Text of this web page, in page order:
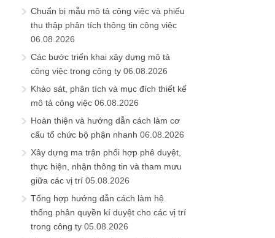
Chuẩn bị mẫu mô tả công việc và phiếu
thu thập phân tích thông tin công việc
06.08.2026
Các bước triển khai xây dựng mô tả
công việc trong công ty 06.08.2026
Khảo sát, phân tích và mục đích thiết kế
mô tả công việc 06.08.2026
Hoàn thiện và hướng dẫn cách làm cơ
cấu tổ chức bộ phận nhanh 06.08.2026
Xây dựng ma trận phối hợp phê duyệt,
thực hiện, nhận thông tin và tham mưu
giữa các vị trí 05.08.2026
Tổng hợp hướng dẫn cách làm hệ
thống phân quyền kí duyệt cho các vị trí
trong công ty 05.08.2026